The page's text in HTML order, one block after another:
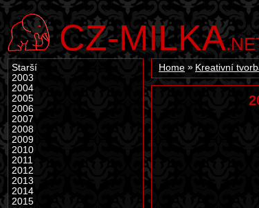
CZ-MILKA
Home Kreativní
Starší
2003
2004
2005
2006
2007
2008
2009
2010
2011
2012
2013
2014
2015